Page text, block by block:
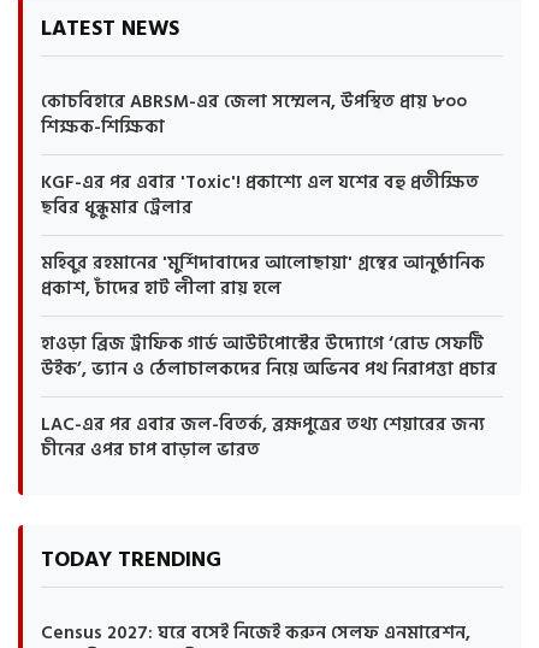
LATEST NEWS
কোচবিহারে ABRSM-এর জেলা সম্মেলন, উপস্থিত প্রায় ৮০০
শিক্ষক-শিক্ষিকা
KGF-এর পর এবার 'Toxic'! প্রকাশ্যে এল যশের বহু প্রতীক্ষিত
ছবির ধুন্ধুমার ট্রেলার
মহিবুর রহমানের 'মুর্শিদাবাদের আলোছায়া' গ্রন্থের আনুষ্ঠানিক
প্রকাশ, চাঁদের হাট লীলা রায় হলে
হাওড়া ব্রিজ ট্রাফিক গার্ড আউটপোস্টের উদ্যোগে ‘রোড সেফটি
উইক’, ভ্যান ও ঠেলাচালকদের নিয়ে অভিনব পথ নিরাপত্তা প্রচার
LAC-এর পর এবার জল-বিতর্ক, ব্রহ্মপুত্রের তথ্য শেয়ারের জন্য
চীনের ওপর চাপ বাড়াল ভারত
TODAY TRENDING
Census 2027: ঘরে বসেই নিজেই করুন সেলফ এনমারেশন,